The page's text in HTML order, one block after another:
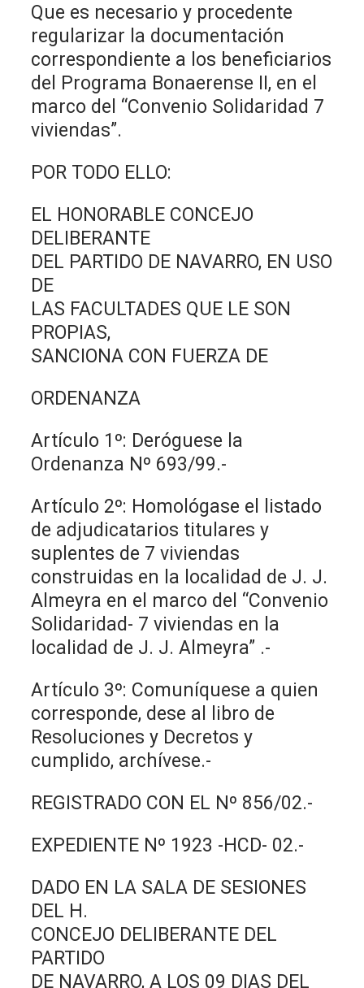
Que es necesario y procedente
regularizar la documentación
correspondiente a los beneficiarios
del Programa Bonaerense II, en el
marco del “Convenio Solidaridad 7
viviendas”.
POR TODO ELLO:
EL HONORABLE CONCEJO
DELIBERANTE
DEL PARTIDO DE NAVARRO, EN USO
DE
LAS FACULTADES QUE LE SON
PROPIAS,
SANCIONA CON FUERZA DE
ORDENANZA
Artículo 1º: Deróguese la
Ordenanza Nº 693/99.-
Artículo 2º: Homológase el listado
de adjudicatarios titulares y
suplentes de 7 viviendas
construidas en la localidad de J. J.
Almeyra en el marco del “Convenio
Solidaridad- 7 viviendas en la
localidad de J. J. Almeyra” .-
Artículo 3º: Comuníquese a quien
corresponde, dese al libro de
Resoluciones y Decretos y
cumplido, archívese.-
REGISTRADO CON EL Nº 856/02.-
EXPEDIENTE Nº 1923 -HCD- 02.-
DADO EN LA SALA DE SESIONES
DEL H.
CONCEJO DELIBERANTE DEL
PARTIDO
DE NAVARRO, A LOS 09 DIAS DEL